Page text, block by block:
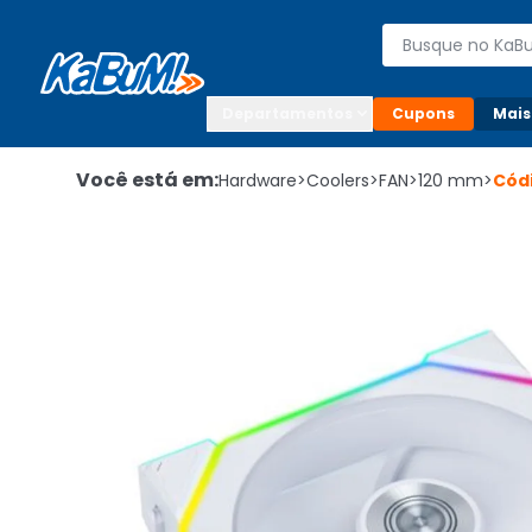
Buscar
Cupons
Você está em:Hardware>Coolers>FAN>120 mm>